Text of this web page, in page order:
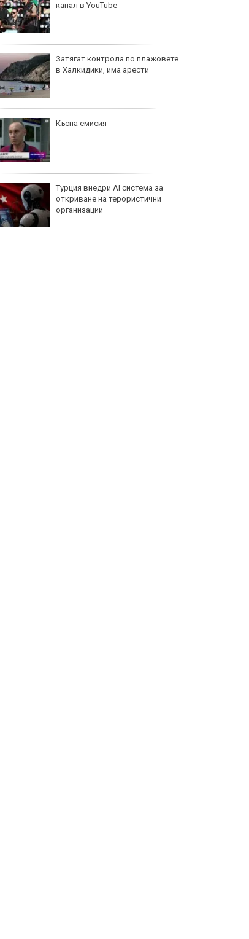
канал в YouTube
Затягат контрола по плажовете
в Халкидики, има арести
Късна емисия
Турция внедри AI система за
откриване на терористични
организации